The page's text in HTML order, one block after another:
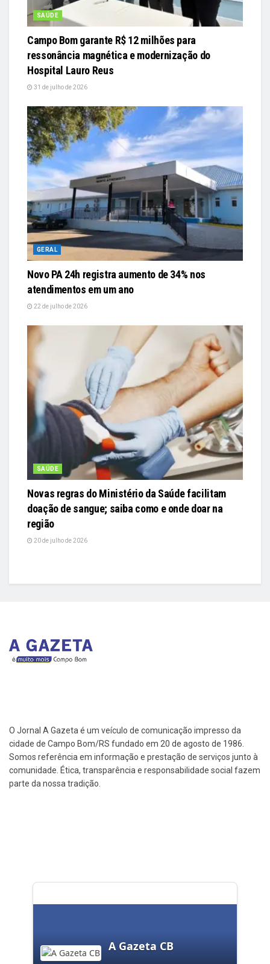
SAÚDE
Campo Bom garante R$ 12 milhões para
ressonância magnética e modernização do
Hospital Lauro Reus
31 de julho de 2026
GERAL
Novo PA 24h registra aumento de 34% nos
atendimentos em um ano
22 de julho de 2026
SAÚDE
Novas regras do Ministério da Saúde facilitam
doação de sangue; saiba como e onde doar na
região
20 de julho de 2026
O Jornal A Gazeta é um veículo de comunicação impresso da
cidade de Campo Bom/RS fundado em 20 de agosto de 1986.
Somos referência em informação e prestação de serviços junto à
comunidade. Ética, transparência e responsabilidade social fazem
parte da nossa tradição.
A Gazeta CB